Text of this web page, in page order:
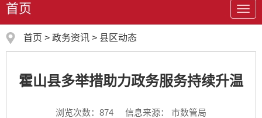
导
首页
首页 > 政务资讯 > 县区动态
霍山县多举措助力政务服务持续升温
浏览次数： 874
信息来源： 市数管局